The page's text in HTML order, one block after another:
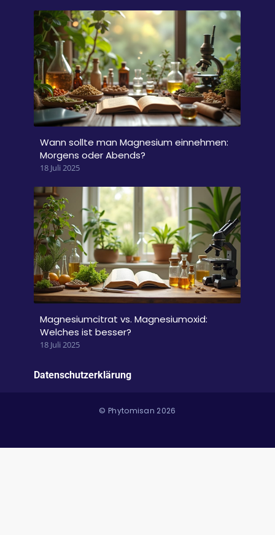
Wann sollte man Magnesium einnehmen:
Morgens oder Abends?
18 Juli 2025
Magnesiumcitrat vs. Magnesiumoxid:
Welches ist besser?
18 Juli 2025
Datenschutzerklärung
© Phytomisan 2026